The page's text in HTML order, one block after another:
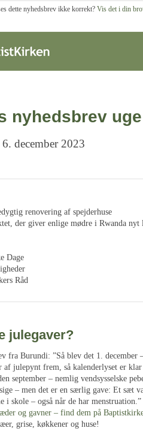
dette nyhedsbrev ikke korrekt? Vis det i din
nyhedsbrev
december 2023
renovering af spejderhuse
der giver enlige mødre i Rwanda nyt
Dage
Råd
julegaver?
fra Burundi: ”Så blev det 1. december
julepynt frem, så kalenderlyset er
september – nemlig vendsysselske
– men det er en særlig gave: Et sæt
i skole – også når de har menstruation.”
og gavner – find dem på
grise, køkkener og huse!